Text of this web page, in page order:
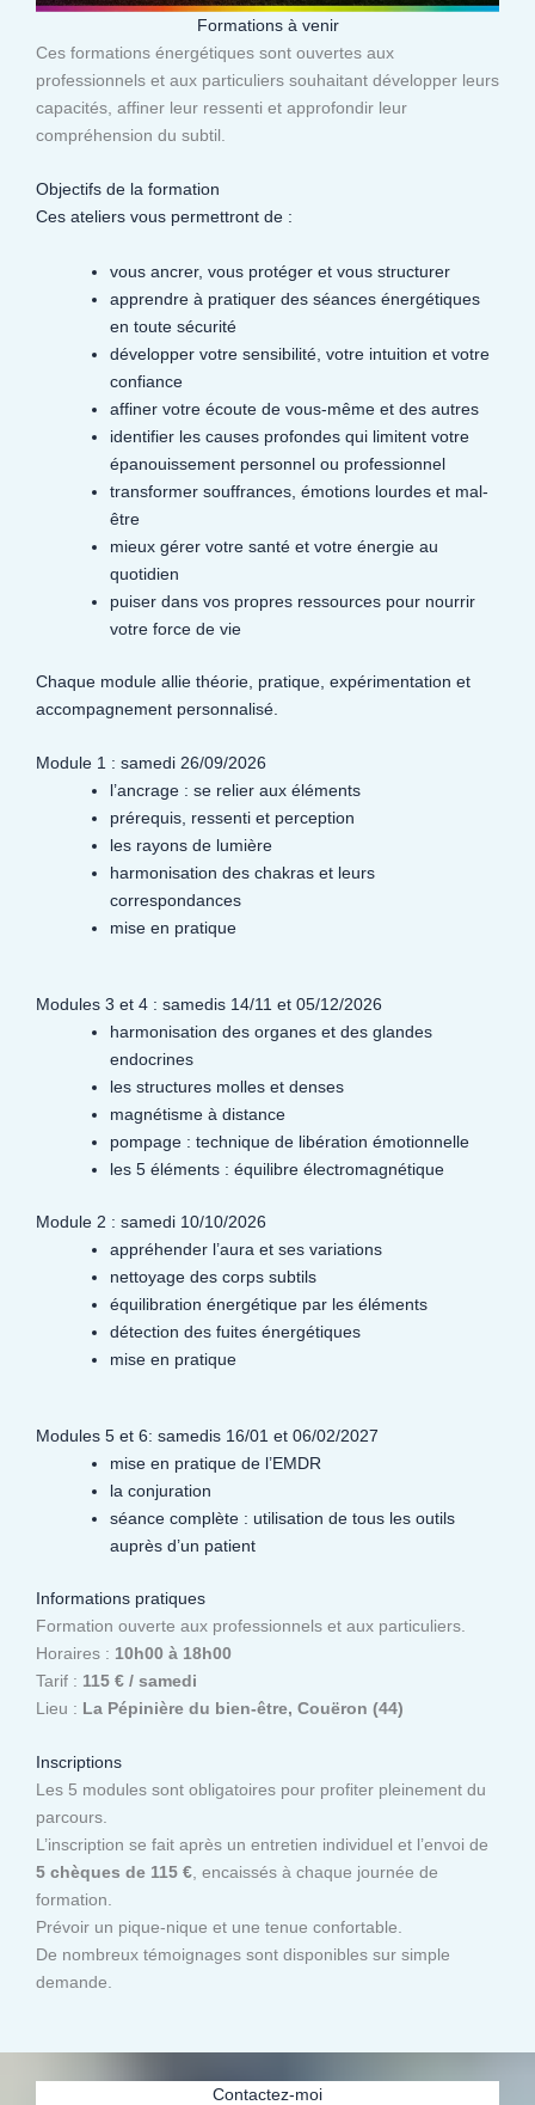
Formations à venir
Ces formations énergétiques sont ouvertes aux
professionnels et aux particuliers souhaitant développer leurs
capacités, affiner leur ressenti et approfondir leur
compréhension du subtil.​
Objectifs de la formation
Ces ateliers vous permettront de :
vous ancrer, vous protéger et vous structurer
apprendre à pratiquer des séances énergétiques
en toute sécurité
développer votre sensibilité, votre intuition et votre
confiance
affiner votre écoute de vous-même et des autres
identifier les causes profondes qui limitent votre
épanouissement personnel ou professionnel
transformer souffrances, émotions lourdes et mal-
être
mieux gérer votre santé et votre énergie au
quotidien
puiser dans vos propres ressources pour nourrir
votre force de vie
Chaque module allie théorie, pratique, expérimentation et
accompagnement personnalisé.
Module 1 : samedi 26/09/2026
l’ancrage : se relier aux éléments
prérequis, ressenti et perception
les rayons de lumière
harmonisation des chakras et leurs
correspondances
mise en pratique
Modules 3 et 4 : samedis 14/11 et 05/12/2026
harmonisation des organes et des glandes
endocrines
les structures molles et denses
magnétisme à distance
pompage : technique de libération émotionnelle
les 5 éléments : équilibre électromagnétique
Module 2 : samedi 10/10/2026
appréhender l’aura et ses variations
nettoyage des corps subtils
équilibration énergétique par les éléments
détection des fuites énergétiques
mise en pratique
Modules 5 et 6: samedis 16/01 et 06/02/2027
mise en pratique de l’EMDR
la conjuration
séance complète : utilisation de tous les outils
auprès d’un patient
Informations pratiques
Formation ouverte aux professionnels et aux particuliers.
Horaires : 10h00 à 18h00
Tarif : 115 € / samedi
Lieu : La Pépinière du bien-être, Couëron (44)
Inscriptions
Les 5 modules sont obligatoires pour profiter pleinement du
parcours.
L’inscription se fait après un entretien individuel et l’envoi de
5 chèques de 115 €, encaissés à chaque journée de
formation.
Prévoir un pique-nique et une tenue confortable.
De nombreux témoignages sont disponibles sur simple
demande.
Contactez-moi